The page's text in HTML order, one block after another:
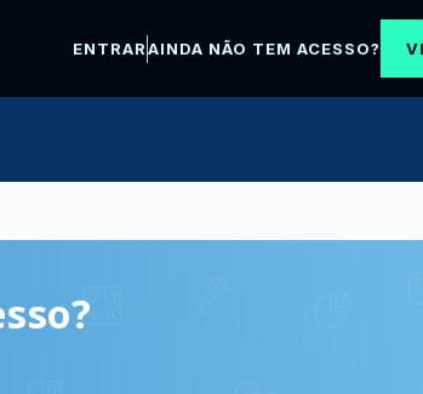
ENTRARAINDA NÃO TEM ACESSO?